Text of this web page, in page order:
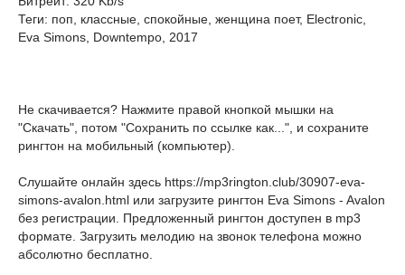
Теги: поп, классные, спокойные, женщина поет, Electronic,
Eva Simons, Downtempo, 2017
Не скачивается? Нажмите правой кнопкой мышки на
"Скачать", потом "Сохранить по ссылке как...", и сохраните
рингтон на мобильный (компьютер).
Слушайте онлайн здесь https://mp3rington.club/30907-eva-
simons-avalon.html или загрузите рингтон Eva Simons - Avalon
без регистрации. Предложенный рингтон доступен в mp3
формате. Загрузить мелодию на звонок телефона можно
абсолютно бесплатно.